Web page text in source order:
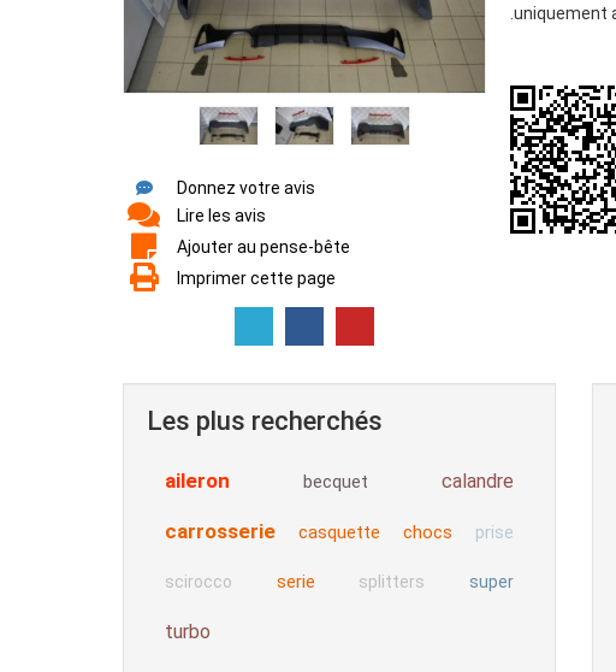
Donnez votre avis
Lire les avis
Ajouter au pense-bête
Imprimer cette page
.uniquement
Les plus recherchés
aileron becquet calandre
carrosserie casquette chocs prise
scirocco serie splitters super
turbo